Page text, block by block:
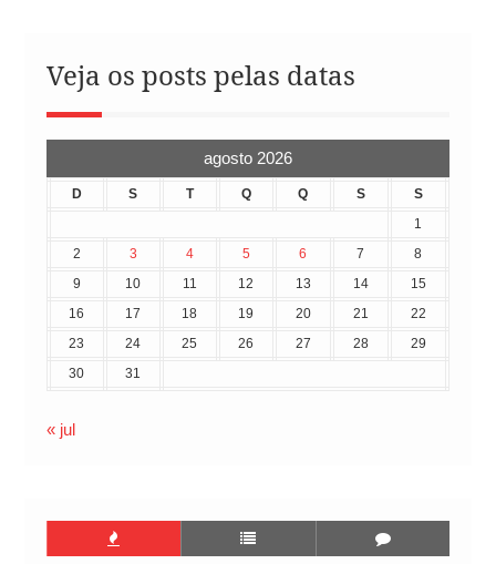
Veja os posts pelas datas
agosto 2026
D S T Q Q S
S
1
2
3 4 5 6 7
8
9
10 11 12 13 14
15
16
17 18 19 20 21
22
23
24 25 26 27 28
29
30
31
« jul